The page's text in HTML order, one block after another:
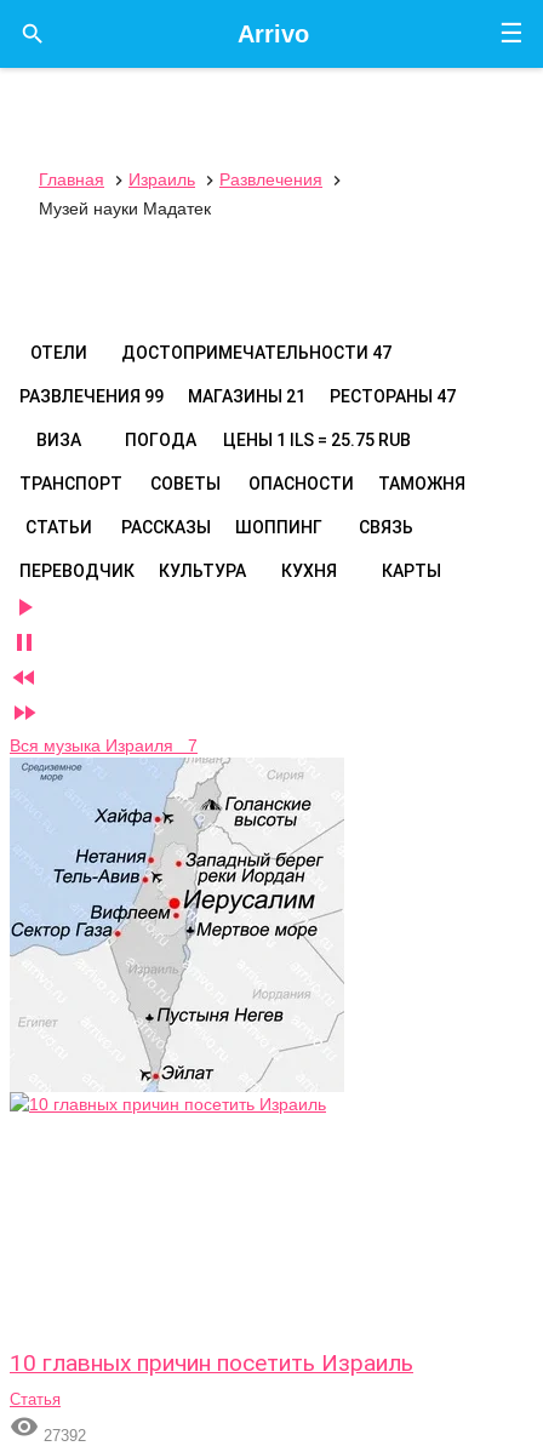
☰
Arrivo

Главная  Израиль  Развлечения

Музей науки Мадатек
ОТЕЛИ ДОСТОПРИМЕЧАТЕЛЬНОСТИ 47
РАЗВЛЕЧЕНИЯ 99 МАГАЗИНЫ 21 РЕСТОРАНЫ 47
ВИЗА ПОГОДА ЦЕНЫ 1 ILS = 25.75 RUB
ТРАНСПОРТ СОВЕТЫ ОПАСНОСТИ ТАМОЖНЯ
СТАТЬИ РАССКАЗЫ ШОППИНГ СВЯЗЬ
ПЕРЕВОДЧИК КУЛЬТУРА КУХНЯ КАРТЫ




Вся музыка Израиля 7
10 главных причин посетить Израиль
Статья
 27392